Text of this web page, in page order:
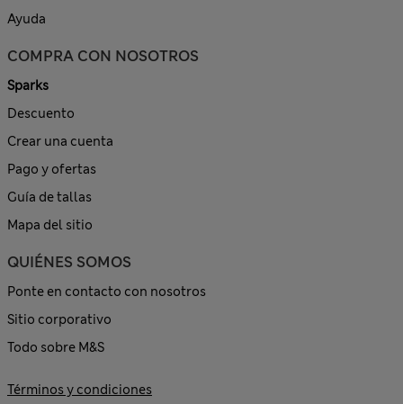
Ayuda
COMPRA CON NOSOTROS
Sparks
Descuento
Crear una cuenta
Pago y ofertas
Guía de tallas
Mapa del sitio
QUIÉNES SOMOS
Ponte en contacto con nosotros
Sitio corporativo
Todo sobre M&S
Términos y condiciones